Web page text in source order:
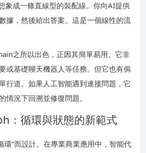
象成一條直線型的裝配線。你向AI提供
據，然後給出答案。這是一個線性的流
之所以出色，正因其簡單易用。它非
或基礎聊天機器人等任務。但它也有侷
行道。如果人工智能遇到連接問題，它
情況下回溯並修復問題。
：循環與狀態的新範式
環”而設計。在專業商業應用中，智能代